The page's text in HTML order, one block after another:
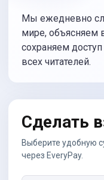
Мы ежедневно
мире, объясняем
сохраняем
всех читателей.
Сделать
Выберите удобную
через EveryPay.